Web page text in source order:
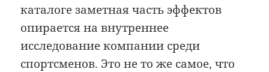
каталоге заметная часть эффектов
опирается на внутреннее
исследование компании среди
спортсменов. Это не то же самое, что